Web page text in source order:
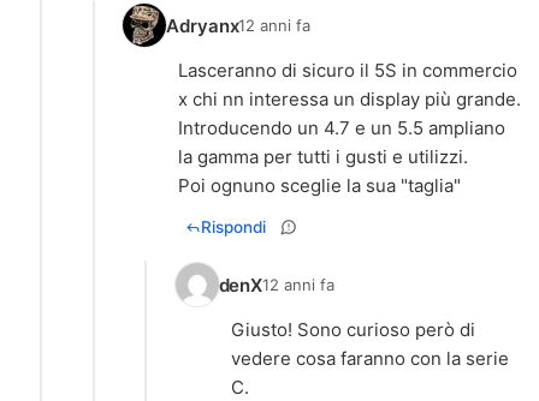
Adryanx12 anni fa
Lasceranno di sicuro il 5S in commercio
x chi nn interessa un display più grande.
Introducendo un 4.7 e un 5.5 ampliano
la gamma per tutti i gusti e utilizzi.
Poi ognuno sceglie la sua "taglia"
Rispondi
denX12 anni fa
Giusto! Sono curioso però di
vedere cosa faranno con la serie
C.